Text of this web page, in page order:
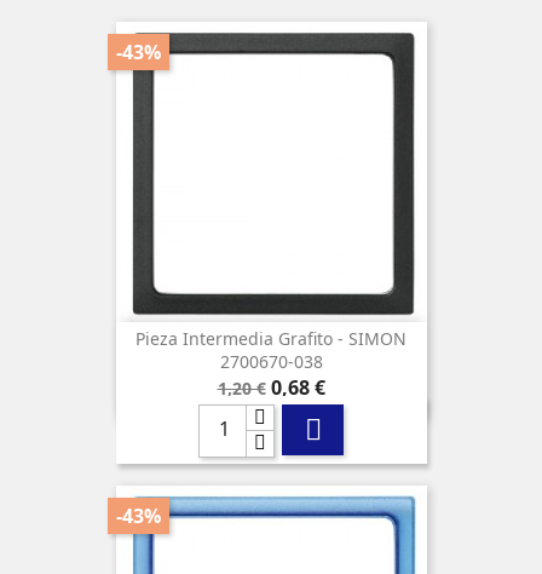
Pieza Intermedia Grafito - SIMON
2700670-038
Precio
base
1,20 €
-43%
Precio
0,68 €

-43%